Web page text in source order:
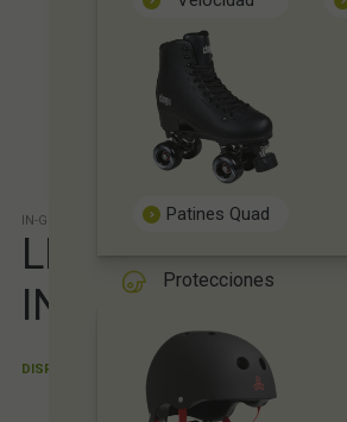
Patines Quad
Protecciones
IN-GRAV-LLA-T
LLAVE
INGRAVITY SKATE
DISPONIBLE Entrega 24/48 h. Según